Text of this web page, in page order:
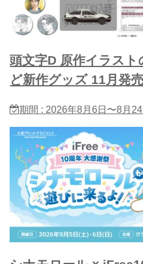
頭文字D 原作イラス
ど新作グッズ 11月発
期間 : 2026年8月6日〜8月24